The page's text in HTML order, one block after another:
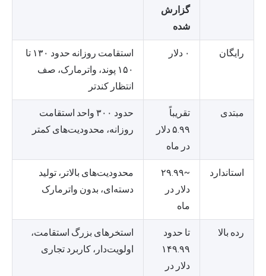
گزارش
شده
رایگان ۰ دلار
استقامت روزانه حدود ۱۳۰ تا
۱۵۰ پوند، واترمارک، صف
انتظار کندتر
مبتدی
تقریباً
۵.۹۹ دلار
در ماه
حدود ۳۰۰ واحد استقامت
روزانه، محدودیت‌های کمتر
استاندارد
~۲۹.۹۹
دلار در
ماه
محدودیت‌های بالاتر، تولید
دسته‌ای، بدون واترمارک
رده بالا
تا حدود
۱۴۹.۹۹
دلار در
استخرهای بزرگ استقامت،
اولویت‌دار، کاربرد تجاری